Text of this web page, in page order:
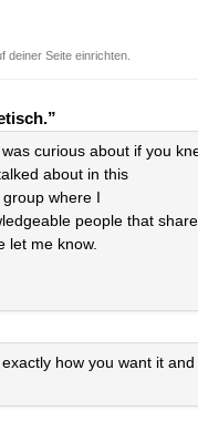
deiner Seite einrichten.
curious about if you
about in this
where I
people that
let me know.
how you want it and